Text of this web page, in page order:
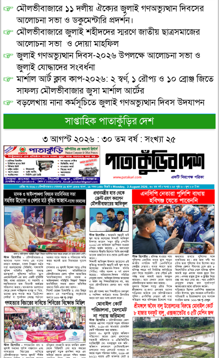
মৌলভীবাজারে ১১ দলীয় ঐক্যের জুলাই গণঅভ্যুত্থান দিবসের
আলোচনা সভা ও ডকুমেন্টারি প্রদর্শন।
মৌলভীবাজারে জুলাই শহীদদের স্মরণে জাতীয় ছাত্রসমাজের
আলোচনা সভা ও দোয়া মাহফিল
জুলাই গণঅভ্যুত্থান দিবস-২০২৬ উপলক্ষে আলোচনা সভা ও
জুলাই যোদ্ধাদের সংবর্ধনা
মার্শাল আর্ট ক্লাব কাপ-২০২৬: ২ স্বর্ণ, ১ রৌপ্য ও ১০ ব্রোঞ্জ জিতে
সাফল্য মৌলভীবাজার জুসা মার্শাল আর্টের
বড়লেখায় নানা কর্মসূচিতে জুলাই গণঅভ্যুত্থান দিবস উদযাপন
সাপ্তাহিক পাতাকুঁড়ির দেশ
৩ আগস্ট ২০২৬ : ৩০ তম বর্ষ : সংখ্যা ২৫